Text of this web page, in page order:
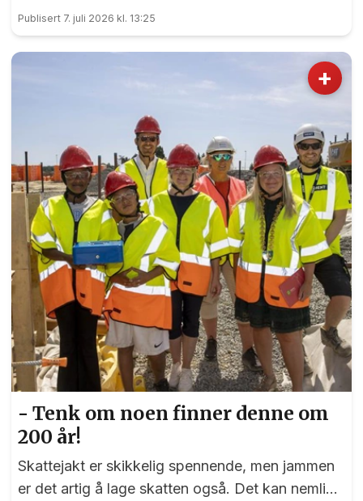
Autoimport-bygget sto plutselig i full fyr, og
vegg-i-vegg hadde Børselars sitt våpenlager.
Kunne det går bra?
Publisert 7. juli 2026 kl. 13:25
+
- Tenk om noen finner denne om
200 år!
Skattejakt er skikkelig spennende, men jammen
er det artig å lage skatten også. Det kan nemlig